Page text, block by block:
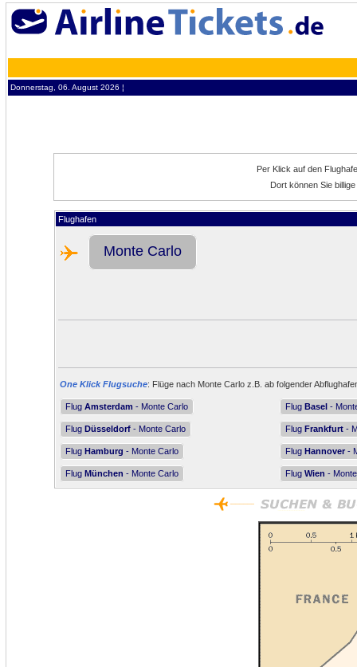
Donnerstag, 06. August 2026 ¦
Per Klick auf den
Dort können Sie
Flughafen
Monte Carlo
One Klick Flugsuche: Flüge nach Monte Carlo z.B. ab folgender
Flug Amsterdam - Monte Carlo Flug Basel -
Flug Düsseldorf - Monte Carlo Flug Frankfurt -
Flug Hamburg - Monte Carlo Flug Hannover -
Flug München - Monte Carlo Flug Wien -